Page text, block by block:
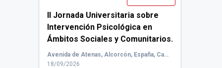
II Jornada Universitaria sobre
Intervención Psicológica en
Ámbitos Sociales y Comunitarios.
PROGRAMA: h...
Avenida de Atenas, Alcorcón, España, Campus de Alcorcón
18/09/2026